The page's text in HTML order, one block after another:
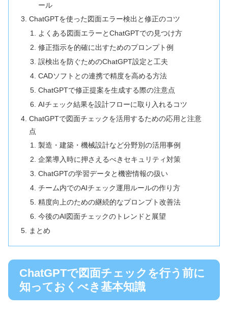
ール
ChatGPTを使った図面エラー検出と修正のコツ
よくある図面エラーとChatGPTでの見つけ方
修正指示を的確に出すためのプロンプト例
誤検出を防ぐためのChatGPT設定と工夫
CADソフトとの連携で精度を高める方法
ChatGPTで修正提案を生成する際の注意点
AIチェック結果を設計フローに取り入れるコツ
ChatGPTで図面チェックを活用するための応用と注意
点
製造・建築・機械設計など分野別の活用事例
企業導入時に押さえるべきセキュリティ対策
ChatGPTの学習データと機密情報の扱い
チーム内でのAIチェック運用ルールの作り方
精度向上のための継続的なプロンプト改善法
今後のAI図面チェックのトレンドと展望
まとめ
ChatGPTで図面チェックを行う前に
知っておくべき基本知識